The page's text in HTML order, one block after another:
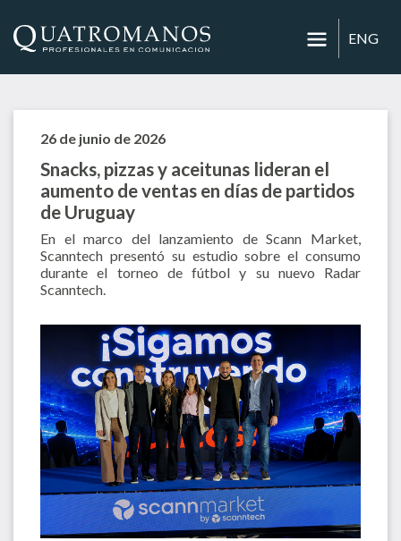
ENG
26 de junio de 2026
Snacks, pizzas y aceitunas lideran el
aumento de ventas en días de partidos
de Uruguay
En el marco del lanzamiento de Scann Market,
Scanntech presentó su estudio sobre el consumo
durante el torneo de fútbol y su nuevo Radar
Scanntech.